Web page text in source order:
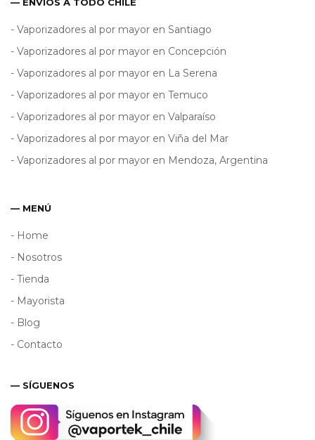
- Vaporizadores al por mayor en Santiago
- Vaporizadores al por mayor en Concepción
- Vaporizadores al por mayor en La Serena
- Vaporizadores al por mayor en Temuco
- Vaporizadores al por mayor en Valparaíso
- Vaporizadores al por mayor en Viña del Mar
- Vaporizadores al por mayor en Mendoza, Argentina
— MENÚ
- Home
- Nosotros
- Tienda
- Mayorista
- Blog
- Contacto
— SÍGUENOS